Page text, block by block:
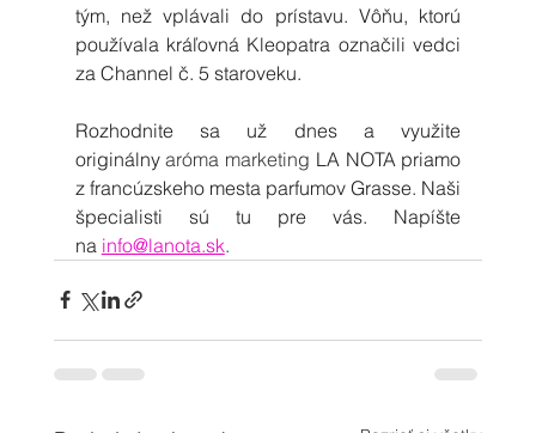
tým, než vplávali do prístavu. Vôňu, ktorú
používala kráľovná Kleopatra označili vedci
za Channel č. 5 staroveku.
Rozhodnite sa už dnes a využite
originálny aróma marketing LA NOTA priamo
z francúzskeho mesta parfumov Grasse. Naši
špecialisti sú tu pre vás. Napíšte
na info@lanota.sk.